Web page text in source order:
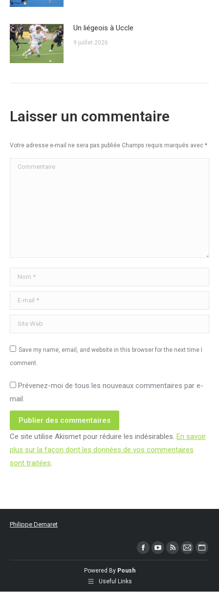
Un liégeois à Uccle
9 juillet 2026
Laisser un commentaire
Votre adresse e-mail ne sera pas publiée Champs requis marqués avec *
Commentaire
Nom *
E-mail *
Site Web
Save my name, email, and website in this browser for the next time I
comment.
Prévenez-moi de tous les nouveaux commentaires par e-
mail.
Publier des commentaires
Ce site utilise Akismet pour réduire les indésirables. En savoir
plus sur la façon dont les données de vos commentaires
sont traitées
Philippe Demaret
Facebook
in
YouTube
in
RSS
in
Mail
in
Site
opens
Powered By Poush
Useful Links